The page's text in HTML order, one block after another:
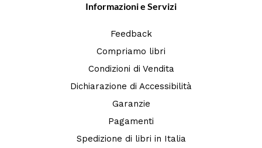
Informazioni e Servizi
Feedback
Compriamo libri
Condizioni di Vendita
Dichiarazione di Accessibilità
Garanzie
Pagamenti
Spedizione di libri in Italia